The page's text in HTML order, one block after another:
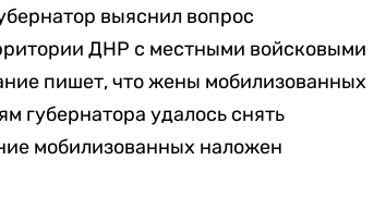
выяснил вопрос
ДНР с местными войсковыми
пишет, что жены мобилизованных
губернатора удалось снять
мобилизованных наложен